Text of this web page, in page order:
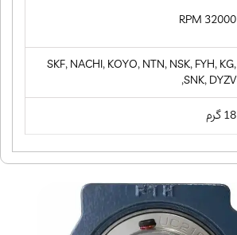
32000 RPM
SKF, NACHI, KOYO, NTN, NSK, FYH, KG,
SNK, DYZV,
18 گرم